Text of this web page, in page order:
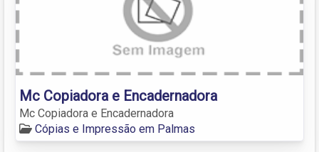
Mc Copiadora e Encadernadora
Mc Copiadora e Encadernadora
Cópias e Impressão em Palmas